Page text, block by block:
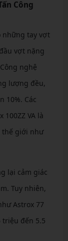
Công
những tay vợt
vợt nặng
nghệ
lượng đều,
10%. Các
100ZZ VA là
thế giới như
lại cảm giác
Tuy nhiên,
Astrox 77
triệu đến 5.5